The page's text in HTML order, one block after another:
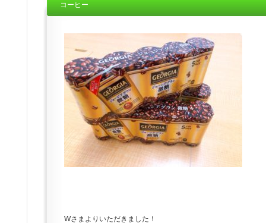
コーヒー
Wさまよりいただきました！